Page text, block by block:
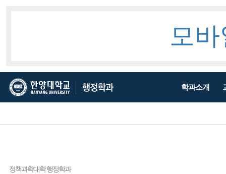
모
한
양
대
양
대
학과소개
정책과학대학 행정학과